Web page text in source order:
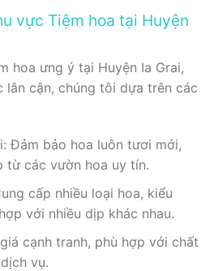
vực Tiệm hoa tại Huyện
hoa ưng ý tại Huyện Ia Grai,
lân cận, chúng tôi dựa trên các
Đảm bảo hoa luôn tươi mới,
từ các vườn hoa uy tín.
cấp nhiều loại hoa, kiểu
với nhiều dịp khác nhau.
cạnh tranh, phù hợp với chất
vụ.